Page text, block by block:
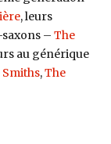
, leurs
– The
au générique
Smiths,The
DE LUCIE »